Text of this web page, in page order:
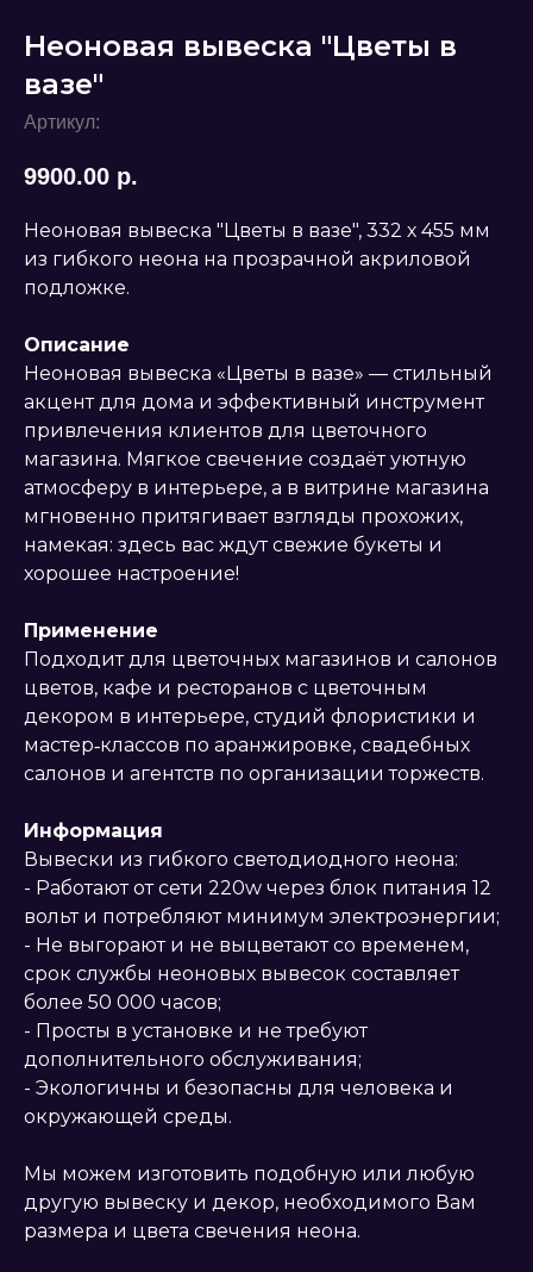
Неоновая вывеска "Цветы в
вазе"
Артикул:
9900.00 р.
Неоновая вывеска "Цветы в вазе", 332 х 455 мм
из гибкого неона на прозрачной акриловой
подложке.
Описание
Неоновая вывеска «Цветы в вазе» — стильный
акцент для дома и эффективный инструмент
привлечения клиентов для цветочного
магазина. Мягкое свечение создаёт уютную
атмосферу в интерьере, а в витрине магазина
мгновенно притягивает взгляды прохожих,
намекая: здесь вас ждут свежие букеты и
хорошее настроение!
Применение
Подходит для цветочных магазинов и салонов
цветов, кафе и ресторанов с цветочным
декором в интерьере, студий флористики и
мастер‑классов по аранжировке, свадебных
салонов и агентств по организации торжеств.
Информация
Вывески из гибкого светодиодного неона:
- Работают от сети 220w через блок питания 12
вольт и потребляют минимум электроэнергии;
- Не выгорают и не выцветают со временем,
срок службы неоновых вывесок составляет
более 50 000 часов;
- Просты в установке и не требуют
дополнительного обслуживания;
- Экологичны и безопасны для человека и
окружающей среды.
Мы можем изготовить подобную или любую
другую вывеску и декор, необходимого Вам
размера и цвета свечения неона.